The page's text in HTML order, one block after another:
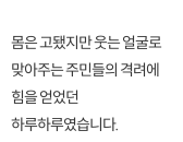
몸은 고됐지만 웃는 얼굴로
맞아주는 주민들의 격려에
힘을 얻었던
하루하루였습니다.